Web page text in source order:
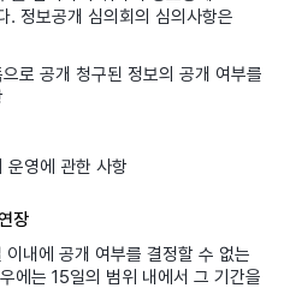
. 정보공개 심의회의 심의사항은
로 공개 청구된 정보의 공개 여부를
운영에 관한 사항
장
내에 공개 여부를 결정할 수 없는
에는 15일의 범위 내에서 그 기간을